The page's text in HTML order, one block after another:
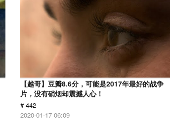
【越哥】豆瓣8.6分，可能是2017年最好的战争
片，没有硝烟却震撼人心！
# 442
2020-01-17 06:09